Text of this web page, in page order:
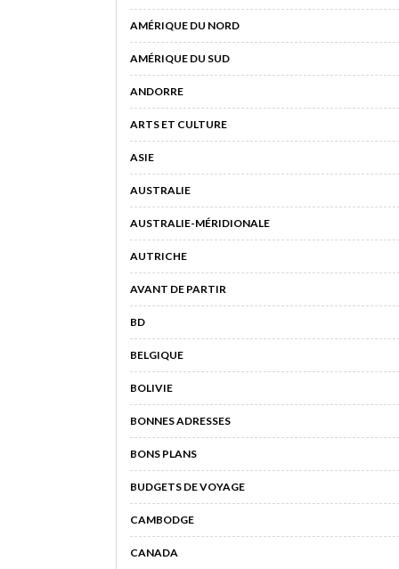
AMÉRIQUE DU NORD
AMÉRIQUE DU SUD
ANDORRE
ARTS ET CULTURE
ASIE
AUSTRALIE
AUSTRALIE-MÉRIDIONALE
AUTRICHE
AVANT DE PARTIR
BD
BELGIQUE
BOLIVIE
BONNES ADRESSES
BONS PLANS
BUDGETS DE VOYAGE
CAMBODGE
CANADA